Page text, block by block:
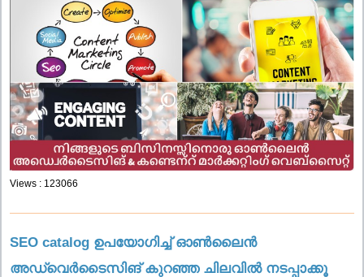
Views : 123066
SEO catalog ഉപയോഗിച്ച് ഓൺലൈൻ
അഡ്വെർടൈസിങ് കുറഞ്ഞ ചിലവിൽ നടപ്പാക്കൂ